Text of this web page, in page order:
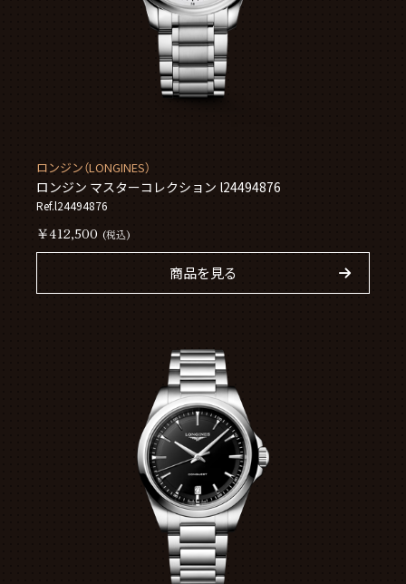
ロンジン（LONGINES）
ロンジン マスターコレクション l24494876
Ref.l24494876
￥412,500 (税込)
商品を見る